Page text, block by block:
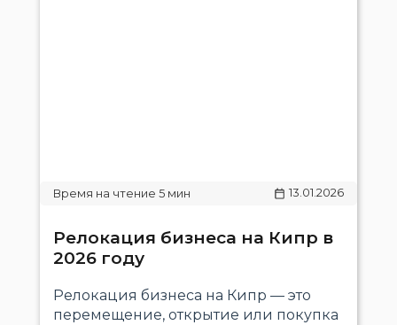
13.01.2026
Релокация бизнеса на Кипр в
2026 году
Релокация бизнеса на Кипр — это
перемещение, открытие или покупка